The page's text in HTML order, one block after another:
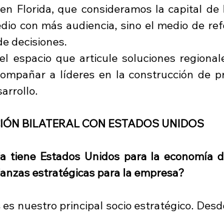
Florida, que consideramos la capital
con más audiencia, sino el medio de
decisiones.
espacio que articule soluciones
a líderes en la construcción de
BILATERAL CON ESTADOS UNIDOS
tiene Estados Unidos para la economía
estratégicas para la empresa?
es nuestro principal socio estratégico.